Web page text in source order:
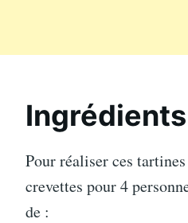
Ingrédients
Pour réaliser ces
crevettes pour 4
de :